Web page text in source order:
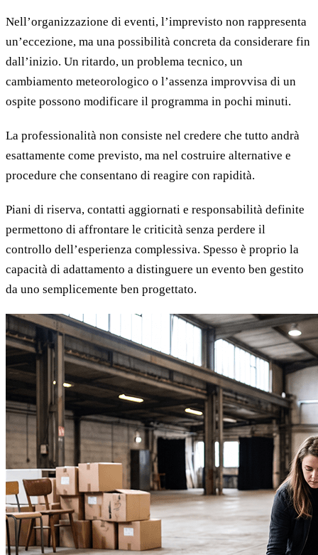
Nell’organizzazione di eventi, l’imprevisto non rappresenta
un’eccezione, ma una possibilità concreta da considerare fin
dall’inizio. Un ritardo, un problema tecnico, un
cambiamento meteorologico o l’assenza improvvisa di un
ospite possono modificare il programma in pochi minuti.
La professionalità non consiste nel credere che tutto andrà
esattamente come previsto, ma nel costruire alternative e
procedure che consentano di reagire con rapidità.
Piani di riserva, contatti aggiornati e responsabilità definite
permettono di affrontare le criticità senza perdere il
controllo dell’esperienza complessiva. Spesso è proprio la
capacità di adattamento a distinguere un evento ben gestito
da uno semplicemente ben progettato.